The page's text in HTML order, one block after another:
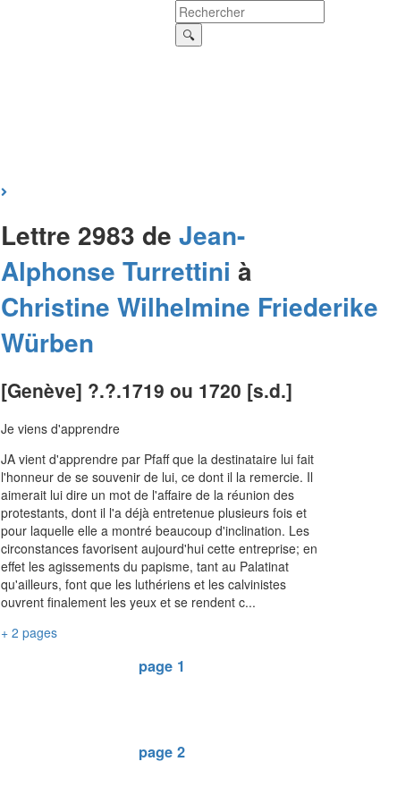
Lettre 2983 de Jean-
Alphonse Turrettini à
Christine Wilhelmine Friederike
Würben
[Genève] ?.?.1719 ou 1720 [s.d.]
Je viens d'apprendre
JA vient d'apprendre par Pfaff que la destinataire lui fait
l'honneur de se souvenir de lui, ce dont il la remercie. Il
aimerait lui dire un mot de l'affaire de la réunion des
protestants, dont il l'a déjà entretenue plusieurs fois et
pour laquelle elle a montré beaucoup d'inclination. Les
circonstances favorisent aujourd'hui cette entreprise; en
effet les agissements du papisme, tant au Palatinat
qu'ailleurs, font que les luthériens et les calvinistes
ouvrent finalement les yeux et se rendent c...
+ 2 pages
page 1
page 2